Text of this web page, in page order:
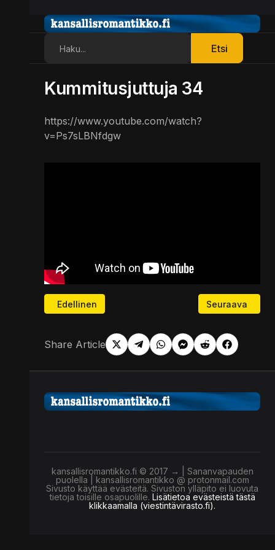
Etsi
Kummitusjuttuja 34
https://www.youtube.com/watch?
v=Ps7sLBNfdgw
Edellinen artikkeli: Datakeskusten arvoitus -
Edellinen Seuraava
Seuraava
Share Article
kansallisromantikko.fi © 2017 → | Sananvapauden
puolella | kansallisromantikko @ protonmail.com
Sivusto käyttää evästeitä. Sivuston ylläpito ei luovuta
tietoja toisille osapuolille. Lisätietoa evästeistä tästä
klikkaamalla (viestintävirasto.fi).